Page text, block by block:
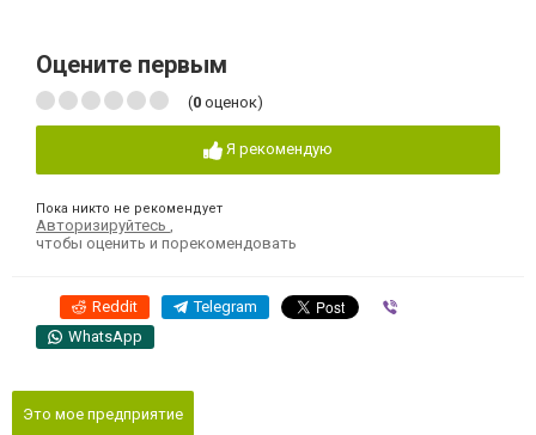
Оцените первым
(0 оценок)
Я рекомендую
Пока никто не рекомендует
Авторизируйтесь
чтобы оценить и порекомендовать
Reddit Telegram
WhatsApp
Это мое предприятие